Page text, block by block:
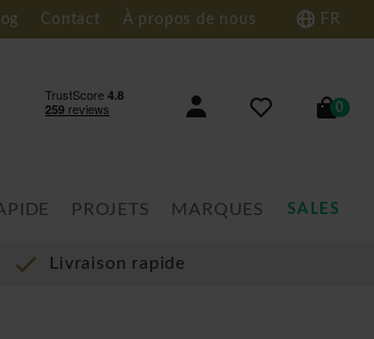
Contact À propos de nous FR
0
PROJETS MARQUES SALES
Livraison rapide